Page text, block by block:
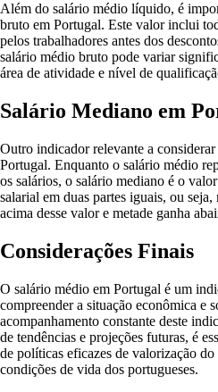
Além do salário médio líquido, é
bruto em Portugal. Este valor inclui
pelos trabalhadores antes dos
salário médio bruto pode variar
área de atividade e nível de
Salário Mediano em
Outro indicador relevante a
Portugal. Enquanto o salário médio
os salários, o salário mediano é o
salarial em duas partes iguais, ou
acima desse valor e metade ganha
Considerações Finais
O salário médio em Portugal é um
compreender a situação econômica e
acompanhamento constante deste
de tendências e projeções futuras, é
de políticas eficazes de valorização
condições de vida dos portugueses.